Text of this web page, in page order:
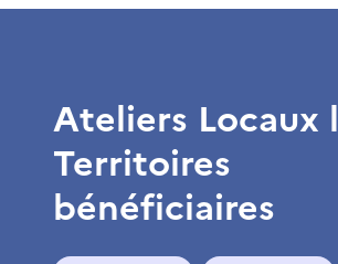
Ateliers Locaux l
Territoires
bénéficiaires